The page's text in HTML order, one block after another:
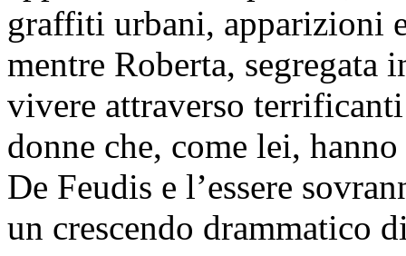
graffiti urbani, apparizioni
mentre Roberta, segregata
vivere attraverso
donne che, come lei,
De Feudis e l’essere
un crescendo drammatico